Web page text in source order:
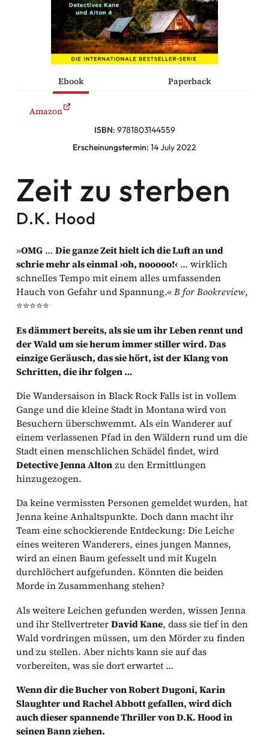
Facebook
Instagram
Twitter
Komödien
Ebook Paperback
Amazon
ISBN: 9781803144559
Erscheinungstermin: 14 July 2022
Zeit zu sterben
D.K. Hood
»OMG …Die ganze Zeit hielt ich die Luft an und
schrie mehr als einmal ›oh, nooooo!‹ … wirklich
schnelles Tempo mit einem alles umfassenden
Hauch von Gefahr und Spannung.«B for Bookreview,
⭐⭐⭐⭐⭐
Es dämmert bereits, als sie um ihr Leben rennt und
der Wald um sie herum immer stiller wird. Das
einzige Geräusch, das sie hört, ist der Klang von
Schritten, die ihr folgen …
Die Wandersaison in Black Rock Falls ist in vollem
Gange und die kleine Stadt in Montana wird von
Besuchern überschwemmt. Als ein Wanderer auf
einem verlassenen Pfad in den Wäldern rund um die
Stadt einen menschlichen Schädel findet, wird
Detective Jenna Altonzu den Ermittlungen
hinzugezogen.
Da keine vermissten Personen gemeldet wurden, hat
Jenna keine Anhaltspunkte. Doch dann macht ihr
Team eine schockierende Entdeckung: Die Leiche
eines weiteren Wanderers, eines jungen Mannes,
wird an einen Baum gefesselt und mit Kugeln
durchlöchert aufgefunden. Könnten die beiden
Morde in Zusammenhang stehen?
Als weitere Leichen gefunden werden, wissen Jenna
und ihr StellvertreterDavid Kane, dass sie tief in den
Wald vordringen müssen, um den Mörder zu finden
und zu stellen. Aber nichts kann sie auf das
vorbereiten, was sie dort erwartet …
Wenn dir die Bucher von Robert Dugoni, Karin
Slaughter und Rachel Abbott gefallen, wird dich
auch dieser spannende Thriller von D.K. Hood in
seinen Bann ziehen.